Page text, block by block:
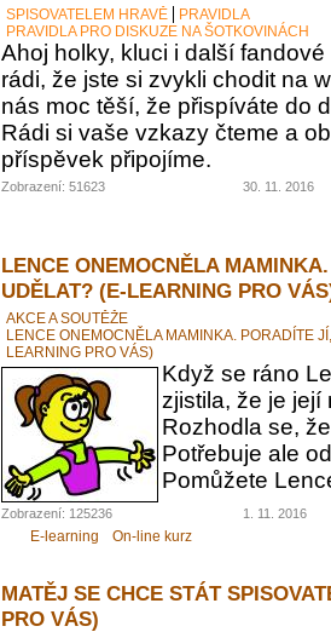
SPISOVATELEM HRAVĚ
PRAVIDLA
PRAVIDLA PRO DISKUZE NA ŠOTKOVINÁCH
Ahoj holky, kluci i další
rádi, že jste si zvykli chodit na
nás moc těší, že přispíváte do
Rádi si vaše vzkazy čteme a
příspěvek připojíme.
Zobrazení: 51623 30. 11. 2016
LENCE ONEMOCNĚLA
UDĚLAT? (E-LEARNING PRO
AKCE A SOUTĚŽE
LENCE ONEMOCNĚLA MAMINKA. PORADÍTE
LEARNING PRO VÁS)
Když se ráno
zjistila, že je její
Rozhodla se,
Potřebuje ale
Pomůžete
Zobrazení: 125236 1. 11. 2016
E-learning On-line kurz
MATĚJ SE CHCE STÁT
PRO VÁS)